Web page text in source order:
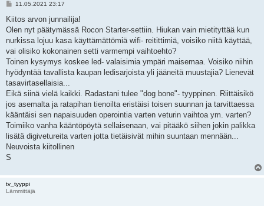
V
e
t
i
11.05.2021 23:17
Kiitos arvon junnailija!
Olen nyt päätymässä Rocon Starter-settiin. Hiukan vain mietityttää kun
nurkissa lojuu kasa käyttämättömiä wifi- reitittimiä, voisiko niitä käyttää,
vai olisiko kokonainen setti varmempi vaihtoehto?
Toinen kysymys koskee led- valaisimia ympäri maisemaa. Voisiko niihin
hyödyntää tavallista kaupan ledisarjoista yli jääneitä muustajia? Lienevät
tasavirtasellaisia...
Eikä siinä vielä kaikki. Radastani tulee "dog bone"- tyyppinen. Riittäisikö
jos asemalta ja ratapihan tienoilta eristäisi toisen suunnan ja tarvittaessa
kääntäisi sen napaisuuden operointia varten veturin vaihtoa ym. varten?
Toimiiko vanha kääntöpöytä sellaisenaan, vai pitääkö siihen jokin palikka
lisätä digivetureita varten jotta tietäisivät mihin suuntaan mennään...
Neuvoista kiitollinen
S
tv_tyyppi
Lämmittäjä